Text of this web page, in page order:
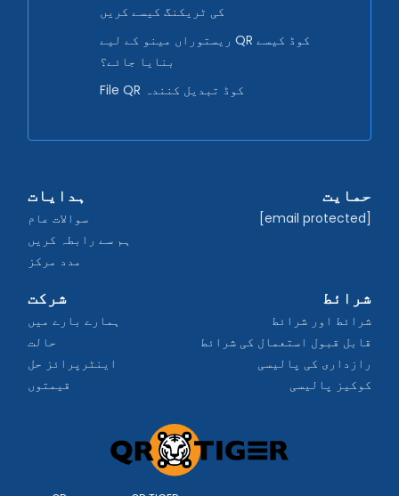
کی ٹریکنگ کیسے کریں
ریستوراں مینو کے لیے QR کوڈ کیسے
بنایا جائے؟
File QR کوڈ تبدیل کنندہ
ہدایات
سوالات عام
ہم سے رابطہ کریں
مدد مرکز
حمایت
[email protected]
شرکت
ہمارے بارے میں
حالت
اینٹرپرائز حل
قیمتوں
شرائط
شرائط اور شرائط
قابل قبول استعمال کی شرائط
رازداری کی پالیسی
کوکیز پالیسی